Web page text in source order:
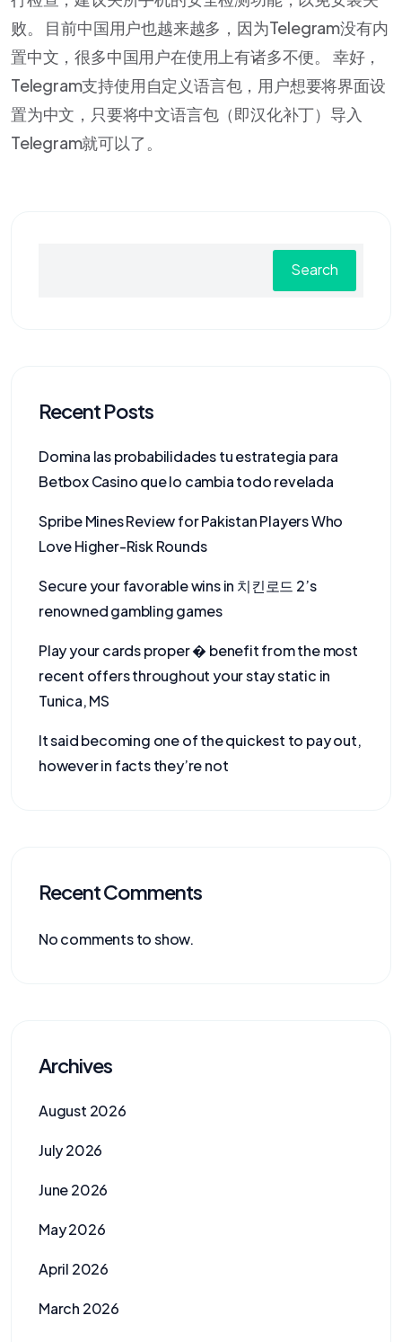
败。 目前中国用户也越来越多，因为Telegram没有内
置中文，很多中国用户在使用上有诸多不便。 幸好，
Telegram支持使用自定义语言包，用户想要将界面设
置为中文，只要将中文语言包（即汉化补丁）导入
Telegram就可以了。
Search
Recent Posts
Domina las probabilidades tu estrategia para
Betbox Casino que lo cambia todo revelada
Spribe Mines Review for Pakistan Players Who
Love Higher-Risk Rounds
Secure your favorable wins in 치킨로드 2’s
renowned gambling games
Play your cards proper � benefit from the most
recent offers throughout your stay static in
Tunica, MS
It said becoming one of the quickest to pay out,
however in facts they’re not
Recent Comments
No comments to show.
Archives
August 2026
July 2026
June 2026
May 2026
April 2026
March 2026